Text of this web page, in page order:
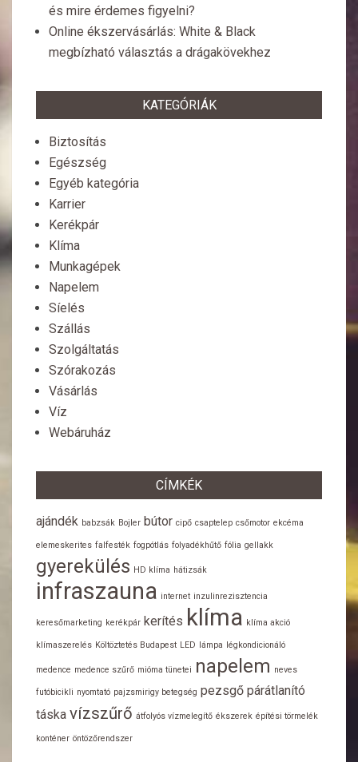
és mire érdemes figyelni?
Online ékszervásárlás: White & Black
megbízható választás a drágakövekhez
KATEGÓRIÁK
Biztosítás
Egészség
Egyéb kategória
Karrier
Kerékpár
Klíma
Munkagépek
Napelem
Síelés
Szállás
Szolgáltatás
Szórakozás
Vásárlás
Víz
Webáruház
CÍMKÉK
ajándék babzsák Bojler bútor cipő csaptelep csőmotor ekcéma
elemeskerites falfesték fogpótlás folyadékhűtő fólia gellakk
gyerekülés HD klíma hátizsák
infraszauna internet inzulinrezisztencia
keresőmarketing kerékpár kerítés klíma klíma akció
klímaszerelés Költöztetés Budapest LED lámpa légkondicionáló
medence medence szűrő mióma tünetei napelem neves
futóbicikli nyomtató pajzsmirigy betegség pezsgő párátlanító
táska vízszűrő átfolyós vízmelegítő ékszerek építési törmelék
konténer öntözőrendszer